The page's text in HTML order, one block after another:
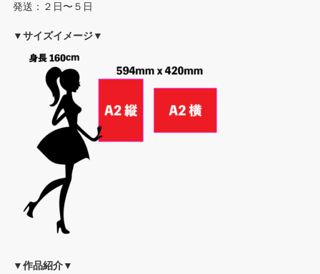
発送：２日〜５日
▼サイズイメージ▼
▼作品紹介▼